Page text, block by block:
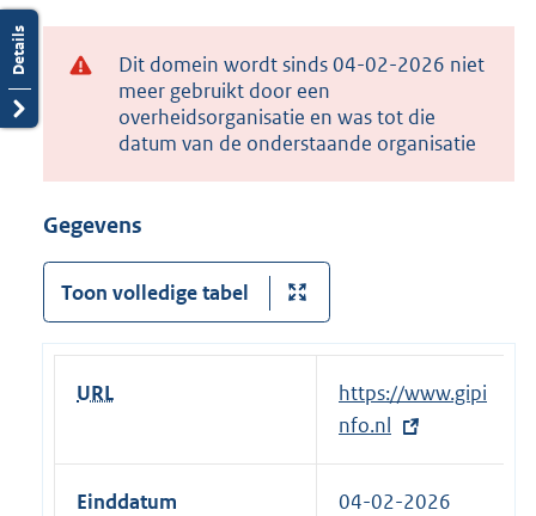
Dit domein wordt sinds 04-02-2026 niet
meer gebruikt door een
overheidsorganisatie en was tot die
datum van de onderstaande organisatie
Gegevens
Toon volledige tabel
URL
E
x
t
e
https://www.gipi
nfo.nl
Einddatum 04-02-2026